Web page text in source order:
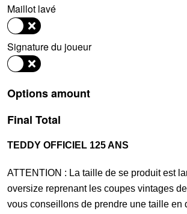
Maillot lavé
Signature du joueur
Options amount
Final Total
TEDDY OFFICIEL 125 ANS
ATTENTION : La taille de se produit est
oversize reprenant les coupes vintages
vous conseillons de prendre une taille en